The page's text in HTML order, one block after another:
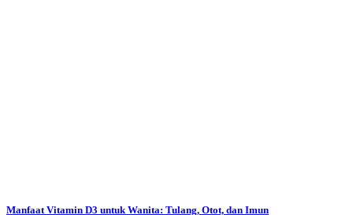
Manfaat Vitamin D3 untuk Wanita: Tulang, Otot, dan Imun